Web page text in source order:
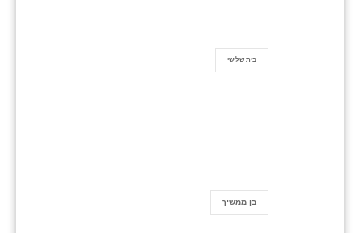
בית שלישי
בן ממשיך